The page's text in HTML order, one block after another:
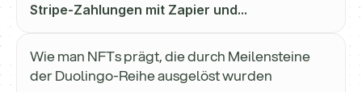
Stripe-Zahlungen mit Zapier und...
Wie man NFTs prägt, die durch Meilensteine
der Duolingo-Reihe ausgelöst wurden